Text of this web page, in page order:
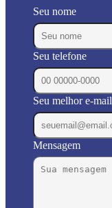
Seu nome
Seu telefone
Seu melhor e-mail
Mensagem